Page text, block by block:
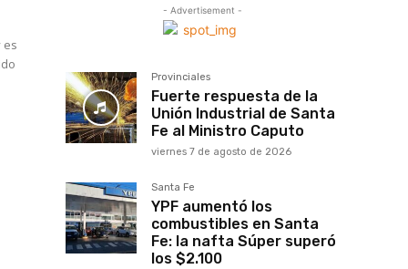
es
- Advertisement -
Provinciales
Fuerte respuesta de la
Unión Industrial de Santa
Fe al Ministro Caputo
viernes 7 de agosto de 2026
Santa Fe
YPF aumentó los
combustibles en Santa
Fe: la nafta Súper superó
los $2.100